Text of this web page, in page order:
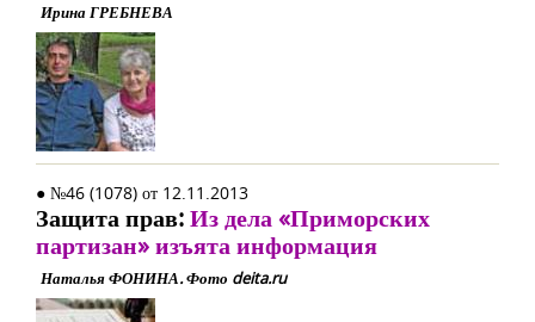
Ирина ГРЕБНЕВА
● №46 (1078) от 12.11.2013
Защита прав:Из дела «Приморских
партизан» изъята информация
Наталья ФОНИНА. Фото deita.ru